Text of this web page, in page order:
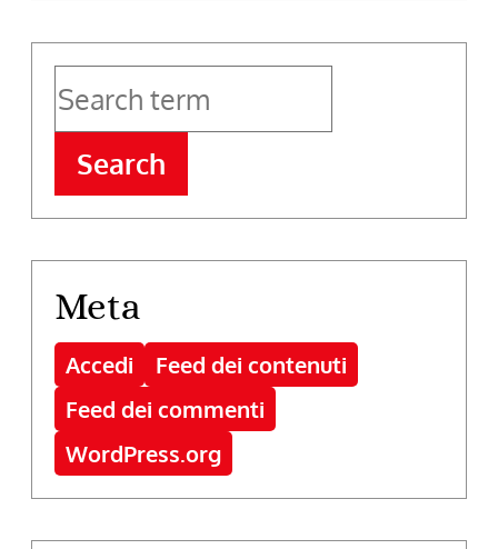
Search
Meta
Accedi
Feed dei contenuti
Feed dei commenti
WordPress.org